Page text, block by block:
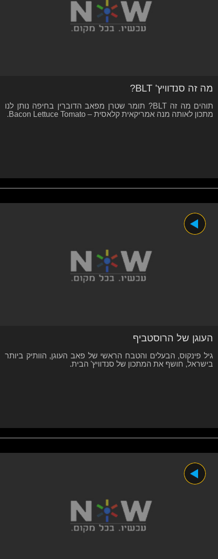
מה זה סנדוויץ' BLT?
תוהים מה זה BLT? תומר שטרן מפאב הדוברין בחיפה נותן לנו
מתכון לאותה מנה אמריקאית קלאסית – Bacon Lettuce Tomato.
העוגן של הרוסטביף
גיל פינקוס, הבעלים והטבח הראשי של פאב העוגן, הוותיק ביותר
בישראל, חושף את המתכון של סנדוויץ' הבית.